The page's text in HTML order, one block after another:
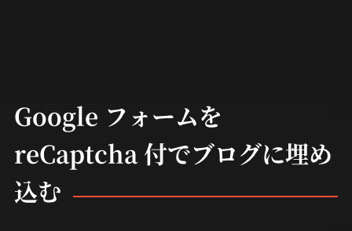
Google フォームを
reCaptcha 付でブログに埋め
込む